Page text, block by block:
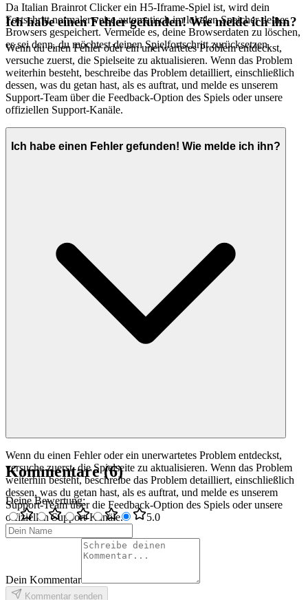
Da Italian Brainrot Clicker ein H5-Iframe-Spiel ist, wird dein
Fortschritt normalerweise automatisch im lokalen Speicher deines
Browsers gespeichert. Vermeide es, deine Browserdaten zu löschen,
es sei denn, du möchtest deinen Spielfortschritt zurücksetzen.
Ich habe einen Fehler gefunden! Wie melde ich ihn?
Wenn du einen Fehler oder ein unerwartetes Problem entdeckst,
versuche zuerst, die Spielseite zu aktualisieren. Wenn das Problem
weiterhin besteht, beschreibe das Problem detailliert, einschließlich
dessen, was du getan hast, als es auftrat, und melde es unserem
Support-Team über die Feedback-Option des Spiels oder unsere
offiziellen Support-Kanäle.
Ich habe einen Fehler gefunden! Wie melde ich ihn?
Wenn du einen Fehler oder ein unerwartetes Problem entdeckst,
versuche zuerst, die Spielseite zu aktualisieren. Wenn das Problem
weiterhin besteht, beschreibe das Problem detailliert, einschließlich
dessen, was du getan hast, als es auftrat, und melde es unserem
Support-Team über die Feedback-Option des Spiels oder unsere
offiziellen Support-Kanäle.
Kommentare(6)
Deine Bewertung:
5.0
Dein Kommentar
Kommentar senden